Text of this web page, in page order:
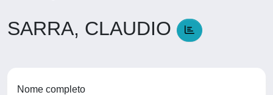
SARRA, CLAUDIO
Nome completo